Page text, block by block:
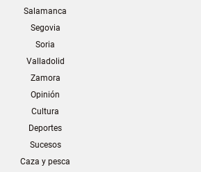
Salamanca
Segovia
Soria
Valladolid
Zamora
Opinión
Cultura
Deportes
Sucesos
Caza y pesca